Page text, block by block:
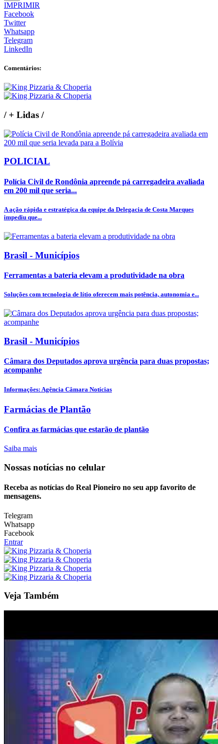
IMPRIMIR
Facebook
Twitter
Whatsapp
Telegram
LinkedIn
Comentários:
/+ Lidas /
POLICIAL
Polícia Civil de Rondônia apreende pá carregadeira avaliada
em 200 mil que seria...
A ação rápida e estratégica da equipe da Delegacia de Costa Marques
impediu que...
Brasil - Municípios
Ferramentas a bateria elevam a produtividade na obra
Soluções com tecnologia de lítio oferecem mais potência, autonomia e...
Brasil - Municípios
Câmara dos Deputados aprova urgência para duas propostas;
acompanhe
Informações: Agência Câmara Notícias
Farmácias de Plantão
Confira as farmácias que estarão de plantão
Saiba mais
Nossas notícias no celular
Receba as notícias do Real Pioneiro no seu app favorito de
mensagens.
Telegram
Whatsapp
Facebook
Entrar
Veja Também